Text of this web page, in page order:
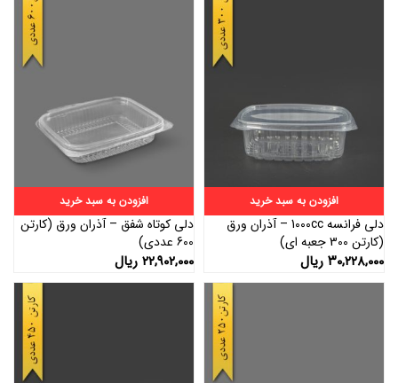
افزودن به سبد خرید
دلی فرانسه 1000cc – آذران ورق
(کارتن 300 جعبه ای)
۳۰,۲۲۸,۰۰۰ ریال
افزودن به سبد خرید
دلی کوتاه شفق – آذران ورق (کارتن
600 عددی)
۲۲,۹۰۲,۰۰۰ ریال